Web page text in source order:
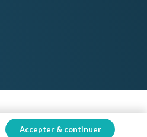
Accepter & continuer